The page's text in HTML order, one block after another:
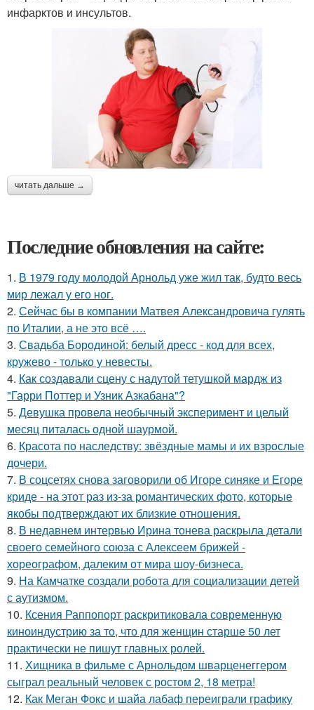
инфарктов и инсультов.
читать дальше →
Последние обновления на сайте:
1. В 1979 году молодой Арнольд уже жил так, будто весь
мир лежал у его ног.
2. Сейчас бы в компании Матвея Александровича гулять
по Италии, а не это всё ….
3. Свадьба Бородиной: белый дресс - код для всех,
кружево - только у невесты.
4. Как создавали сцену с надутой тетушкой мардж из
"Гарри Поттер и Узник Азкабана"?
5. Девушка провела необычный эксперимент и целый
месяц питалась одной шаурмой.
6. Красота по наследству: звёздные мамы и их взрослые
дочери.
7. В соцсетях снова заговорили об Игоре синяке и Егоре
криде - на этот раз из-за романтических фото, которые
якобы подтверждают их близкие отношения.
8. В недавнем интервью Ирина тонева раскрыла детали
своего семейного союза с Алексеем брижей -
хореографом, далеким от мира шоу-бизнеса.
9. На Камчатке создали робота для социализации детей
с аутизмом.
10. Ксения Раппопорт раскритиковала современную
киноиндустрию за то, что для женщин старше 50 лет
практически не пишут главных ролей.
11. Хищника в фильме с Арнольдом шварценеггером
сыграл реальный человек с ростом 2, 18 метра!
12. Как Меган Фокс и шайа лабаф переиграли графику